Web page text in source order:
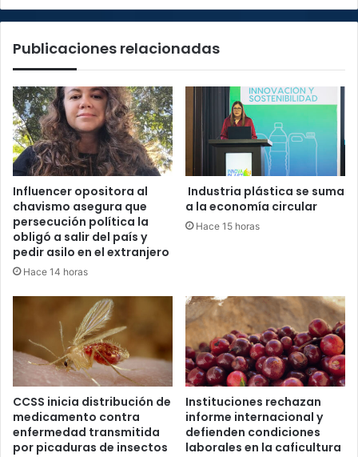
Turrialba
Publicaciones relacionadas
Influencer opositora al
chavismo asegura que
persecución política la
obligó a salir del país y
pedir asilo en el extranjero
Hace 14 horas
Industria plástica se suma
a la economía circular
Hace 15 horas
CCSS inicia distribución de
medicamento contra
enfermedad transmitida
por picaduras de insectos
Instituciones rechazan
informe internacional y
defienden condiciones
laborales en la caficultura